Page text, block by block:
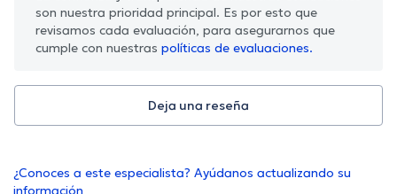
son nuestra prioridad principal. Es por esto que
revisamos cada evaluación, para asegurarnos que
cumple con nuestras políticas de evaluaciones.
Deja una reseña
¿Conoces a este especialista? Ayúdanos actualizando su
información